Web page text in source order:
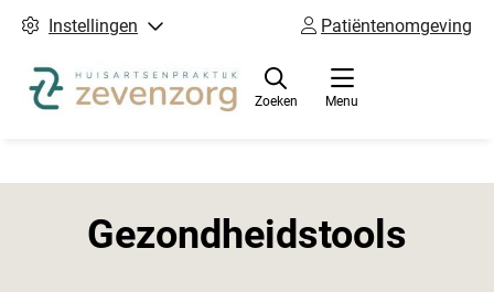
Instellingen Patiëntenomgeving
Menu
Zoeken
Gezondheidstools